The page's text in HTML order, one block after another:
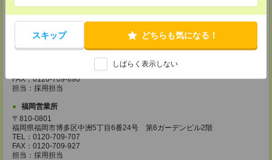
スキップ どちらも気になる！
しばらく表示しない
担当：採用担当
松山営業所
〒790-0003
愛媛県松山市三番町7丁目1番地21号 ジブラルタ生命松山ビル8階
FAX：0120-709-890
担当：採用担当
福岡営業所
〒810-0801
福岡県福岡市博多区中洲5丁目6番24号 第6ガーデンビル2階
TEL：0120-709-707
FAX：0120-709-927
担当：採用担当